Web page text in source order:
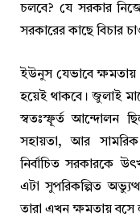
চলবে? যে সরকার
সরকারের কাছে বিচার
ইউনুস যেভাবে ক্ষমতায়
হয়েই থাকবে। জুলাই
স্বতঃস্ফূর্ত আন্দোলন
সহায়তা, আর সামরিক
নির্বাচিত সরকারকে
এটা সুপরিকল্পিত
তারা এখন ক্ষমতায় বসে